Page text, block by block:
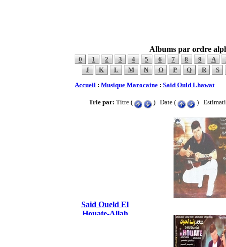
Albums par ordre
0 1 2 3 4 5 6 7 8 9 A
J
K L M N O P Q R
S
Accueil : Musique Marocaine : Said Ould Lhawat
Trie par: Titre ( ) Date ( )
Said Oueld El
Houate-Allah